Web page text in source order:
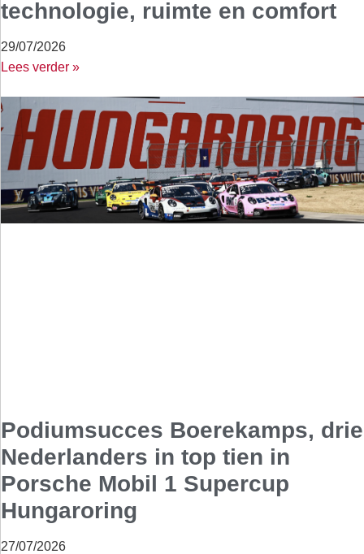
technologie, ruimte en comfort
29/07/2026
Lees verder »
Podiumsucces Boerekamps, drie
Nederlanders in top tien in
Porsche Mobil 1 Supercup
Hungaroring
27/07/2026